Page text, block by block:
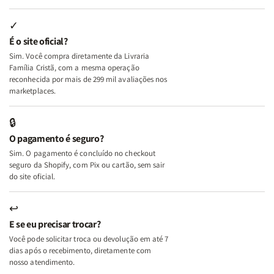
Lutas
e
Deus
+
A
Mulher
Lar
Lutas
+
A
Lar
Segundo
Segundo
✓
É o site oficial?
Sim. Você compra diretamente da Livraria
Família Cristã, com a mesma operação
reconhecida por mais de 299 mil avaliações nos
marketplaces.
🔒
O pagamento é seguro?
Sim. O pagamento é concluído no checkout
seguro da Shopify, com Pix ou cartão, sem sair
do site oficial.
↩
E se eu precisar trocar?
Você pode solicitar troca ou devolução em até 7
dias após o recebimento, diretamente com
nosso atendimento.